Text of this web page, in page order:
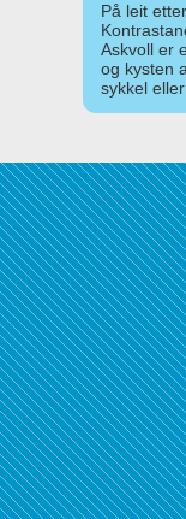
På leit
Askvoll er
og kysten
sykkel